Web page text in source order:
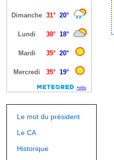
Le mot du président
Le CA
Historique